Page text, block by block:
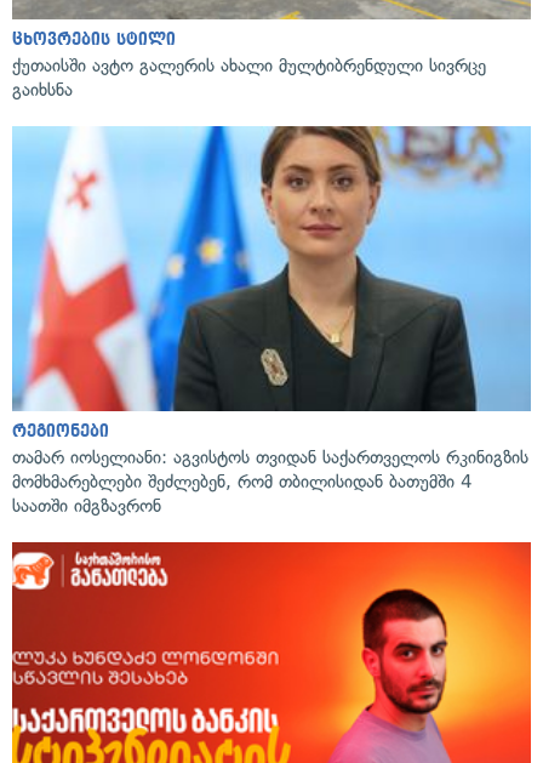
ცხოვრების სტილი
ქუთაისში ავტო გალერის ახალი მულტიბრენდული სივრცე
გაიხსნა
რეგიონები
თამარ იოსელიანი: აგვისტოს თვიდან საქართველოს რკინიგზის
მომხმარებლები შეძლებენ, რომ თბილისიდან ბათუმში 4
საათში იმგზავრონ